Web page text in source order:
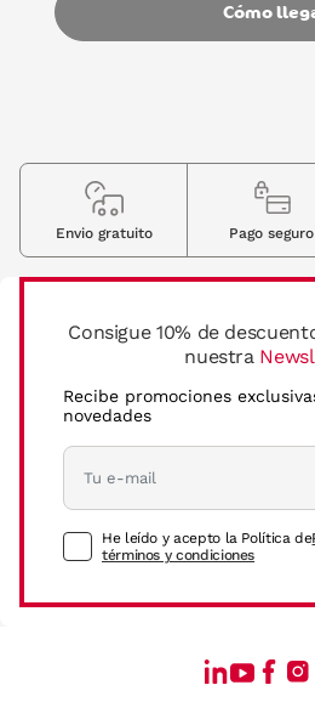
Cómo
Consigue 10% de
nuestra
Recibe promociones
novedades
He leído y acepto la Política de
términos y condiciones
Envio gratuito Pago seguro